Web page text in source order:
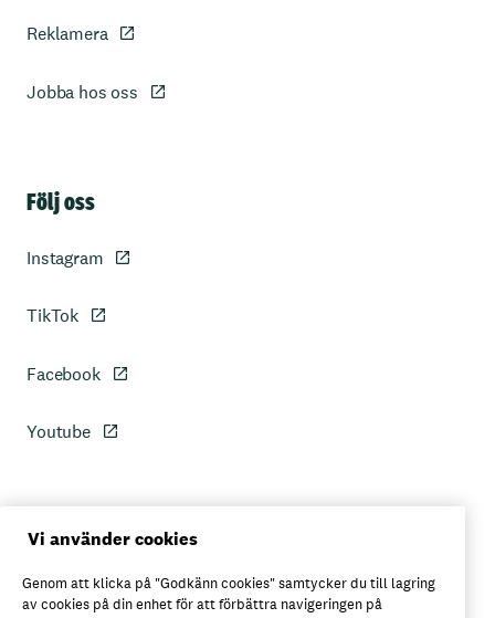
Reklamera
Jobba hos oss
Följ oss
Instagram
TikTok
Facebook
Youtube
Personuppgiftspolicy
Axfoods integritetspolicy
Vi använder cookies
Genom att klicka på "Godkänn cookies" samtycker du till lagring
av cookies på din enhet för att förbättra navigeringen på